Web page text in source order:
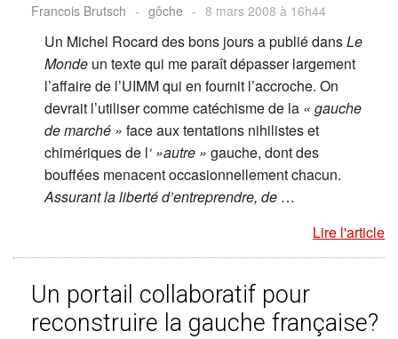
Francois Brutsch - gôche - 8 mars 2008 à 16h44
Un Michel Rocard des bons jours a publié dansLe
Monde un texte qui me paraît dépasser largement
l’affaire de l’UIMM qui en fournit l’accroche. On
devrait l’utiliser comme catéchisme de la « gauche
de marché » face aux tentations nihilistes et
chimériques de l‘ »autre » gauche, dont des
bouffées menacent occasionnellement chacun.
Assurant la liberté d’entreprendre, de …
Lire l'article
Un portail collaboratif pour
reconstruire la gauche française?